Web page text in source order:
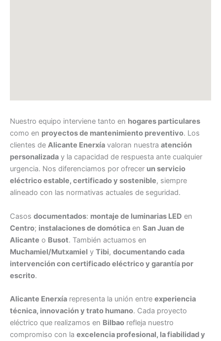
Nuestro equipo interviene tanto en hogares particulares
como en proyectos de mantenimiento preventivo. Los
clientes de Alicante Enerxía valoran nuestra atención
personalizada y la capacidad de respuesta ante cualquier
urgencia. Nos diferenciamos por ofrecer un servicio
eléctrico estable, certificado y sostenible, siempre
alineado con las normativas actuales de seguridad.
Casos documentados: montaje de luminarias LED en
Centro; instalaciones de domótica en San Juan de
Alicante o Busot. También actuamos en
Muchamiel/Mutxamiel y Tibi, documentando cada
intervención con certificado eléctrico y garantía por
escrito.
Alicante Enerxía representa la unión entre experiencia
técnica, innovación y trato humano. Cada proyecto
eléctrico que realizamos en Bilbao refleja nuestro
compromiso con la excelencia profesional, la fiabilidad y